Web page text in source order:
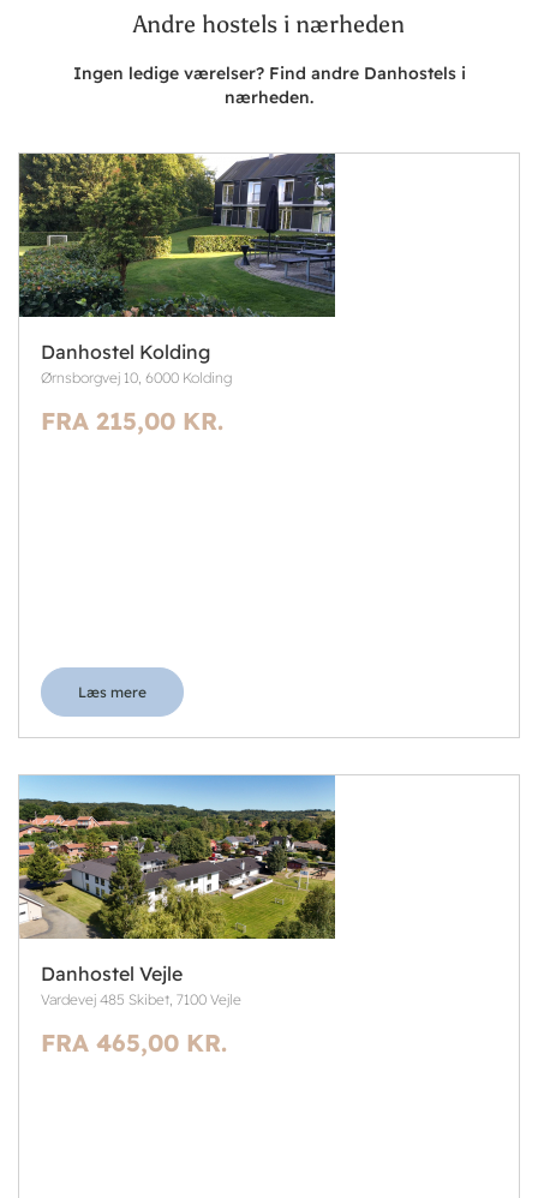
Andre hostels i nærheden
Ingen ledige værelser? Find andre Danhostels i
nærheden.
Danhostel Kolding
Ørnsborgvej 10, 6000 Kolding
FRA 215,00 KR.
Læs mere
Danhostel Vejle
Vardevej 485 Skibet, 7100 Vejle
FRA 465,00 KR.